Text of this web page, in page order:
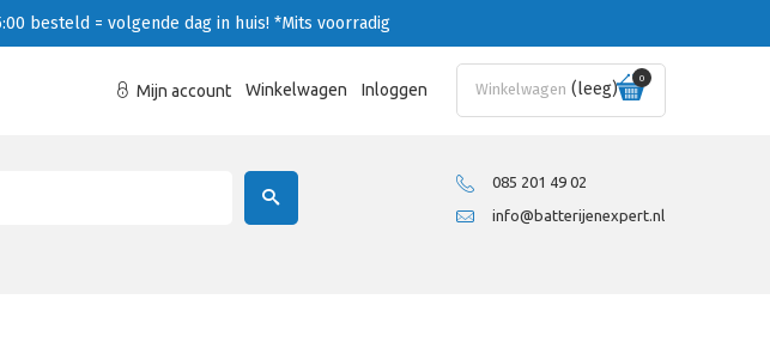
= volgende dag in huis! *Mits voorradig
Winkelwagen
0
(leeg)
Mijn account Winkelwagen Inloggen
085 201 49 02
info@batterijenexpert.nl